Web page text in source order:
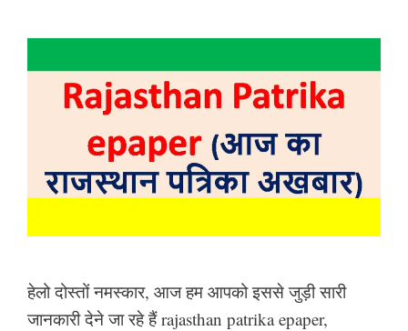
हेलो दोस्तों नमस्कार, आज हम आपको इससे जुड़ी सारी
जानकारी देने जा रहे हैं rajasthan patrika epaper,